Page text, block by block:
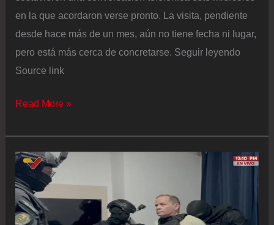
en la que acordaron verse pronto. La visita, pendiente
desde hace más de un mes, aún no tiene fecha ni lugar,
pero está más cerca de concretarse. Seguir leyendo
Source link
Delcy
y
Petro
hablan
por
teléfono
Read More »